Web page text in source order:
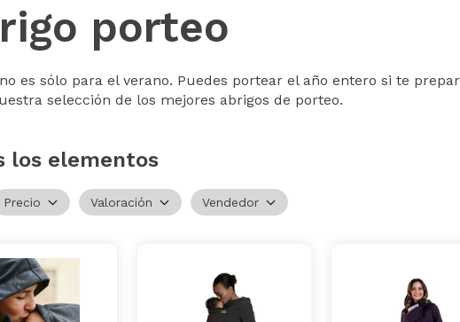
porteo
es sólo para el verano. Puedes portear el año entero si te
selección de los mejores abrigos de porteo.
los elementos
Precio Valoración Vendedor